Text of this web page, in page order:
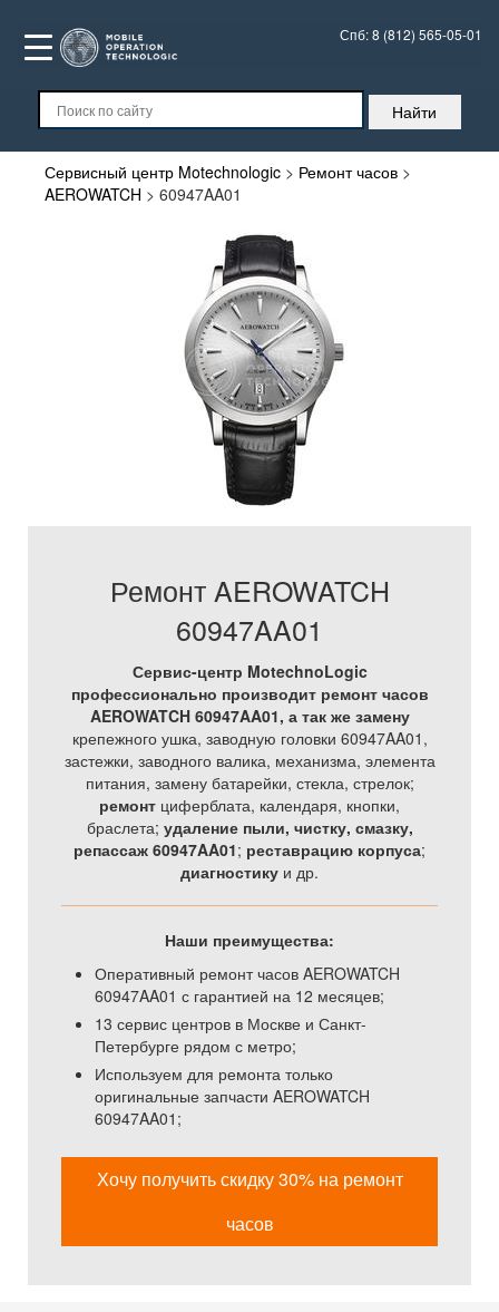
Спб:8 (812) 565-05-01
Сервисный центр Motechnologic > Ремонт часов >
AEROWATCH > 60947AA01
Ремонт AEROWATCH
60947AA01
Сервис-центр MotechnoLogic
профессионально производит ремонт часов
AEROWATCH 60947AA01, а так же замену
крепежного ушка, заводную головки 60947AA01,
застежки, заводного валика, механизма, элемента
питания, замену батарейки, стекла, стрелок;
ремонт циферблата, календаря, кнопки,
браслета; удаление пыли, чистку, смазку,
репассаж 60947AA01; реставрацию корпуса;
диагностику и др.
Наши преимущества:
Оперативный ремонт часов AEROWATCH
60947AA01 с гарантией на 12 месяцев;
13 сервис центров в Москве и Санкт-
Петербурге рядом с метро;
Используем для ремонта только
оригинальные запчасти AEROWATCH
60947AA01;
Хочу получить скидку 30% на ремонт
часов